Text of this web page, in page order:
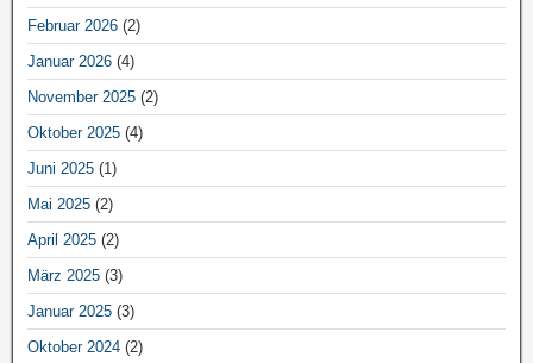
Februar 2026 (2)
Januar 2026 (4)
November 2025 (2)
Oktober 2025 (4)
Juni 2025 (1)
Mai 2025 (2)
April 2025 (2)
März 2025 (3)
Januar 2025 (3)
Oktober 2024 (2)